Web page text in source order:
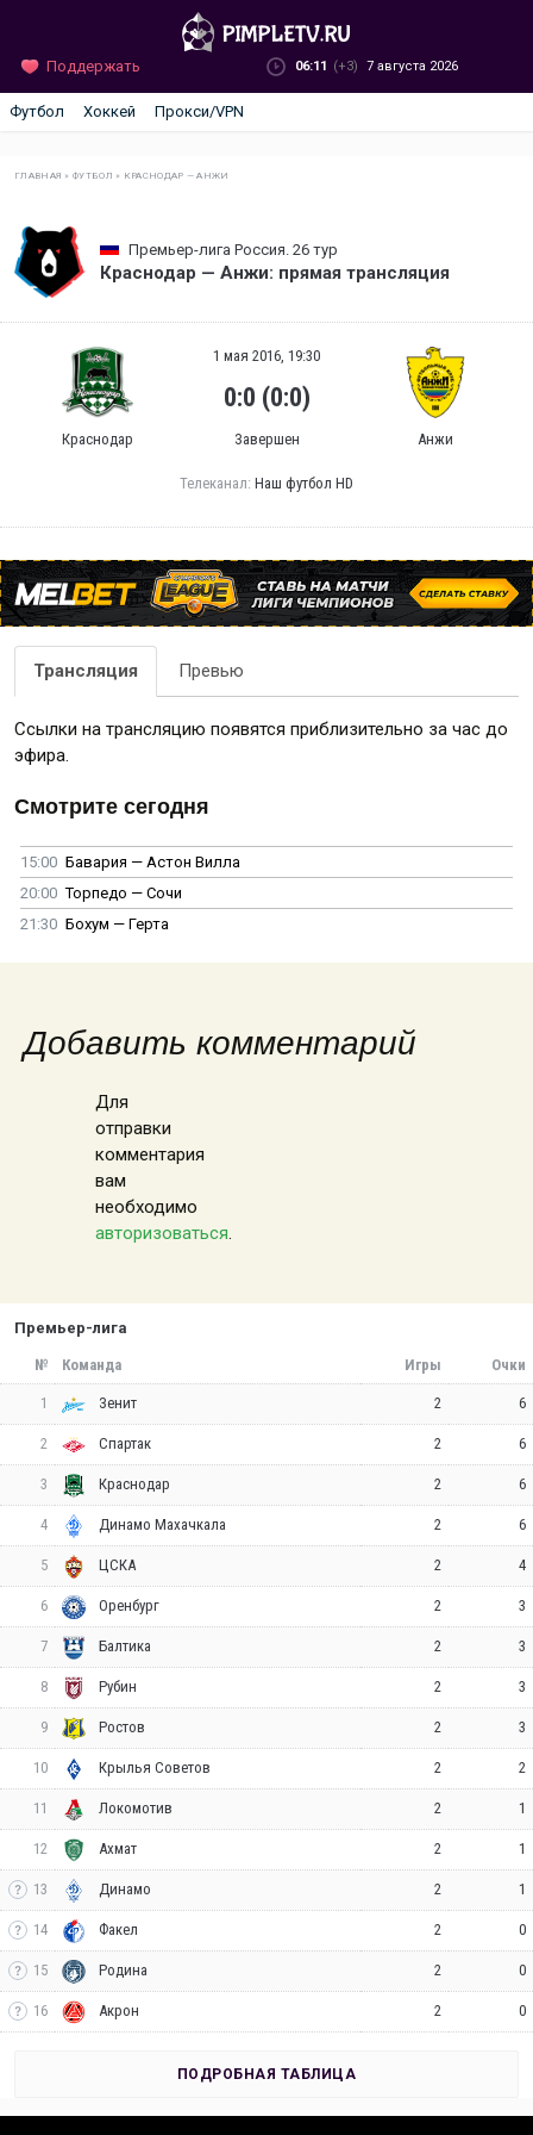
Поддержать 06:11 (+3) 7 августа 2026
Футбол Хоккей Прокси/VPN
ГЛАВНАЯ »ФУТБОЛ » КРАСНОДАР — АНЖИ
Премьер-лига Россия. 26 тур
Краснодар — Анжи: прямая трансляция
Краснодар
1 мая 2016, 19:30
0:0 (0:0)
Завершен Анжи
Телеканал: Наш футбол HD
Трансляция Превью
Ссылки на трансляцию появятся приблизительно за час до
эфира.
Смотрите сегодня
15:00 Бавария — Астон Вилла
20:00 Торпедо — Сочи
21:30 Бохум — Герта
Добавить комментарий
Для
отправки
комментария
вам
необходимо
авторизоваться.
Премьер-лига
№ Команда Игры Очки
1 Зенит 2 6
2 Спартак 2 6
3 Краснодар 2 6
4 Динамо Махачкала 2 6
5 ЦСКА 2 4
6 Оренбург 2 3
7 Балтика 2 3
8 Рубин 2 3
9 Ростов 2 3
10 Крылья Советов 2 2
11 Локомотив 2 1
12 Ахмат 2 1
13 Динамо 2 1
14 Факел 2 0
15 Родина 2 0
16 Акрон 2 0
ПОДРОБНАЯ ТАБЛИЦА